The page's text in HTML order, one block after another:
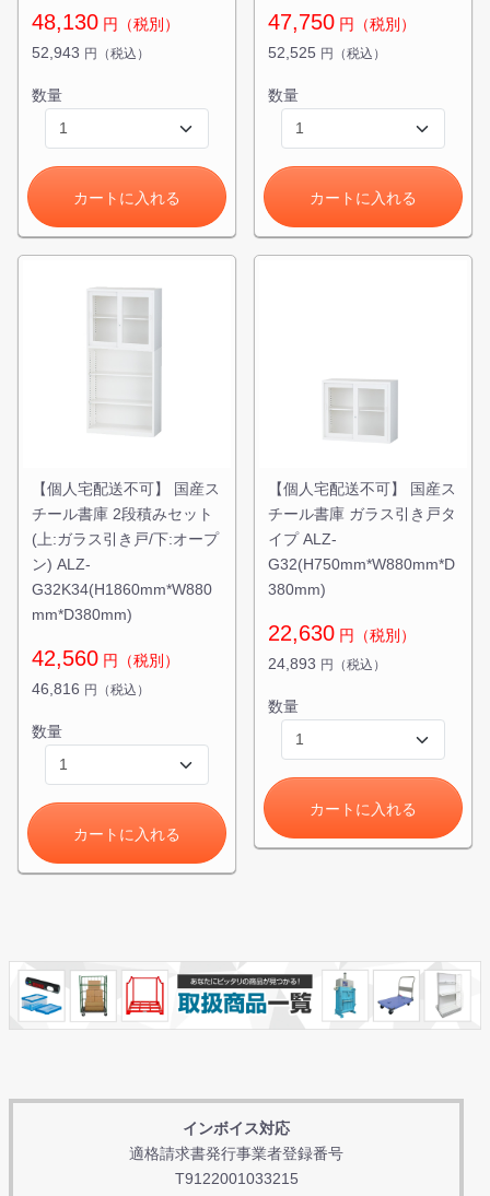
インボイス対応
適格請求書発行事業者登録番号
T9122001033215
48,130 円（税別）
52,943 円（税込）
数量
カートに入れる
47,750 円（税別）
52,525 円（税込）
数量
カートに入れる
【個人宅配送不可】 国産ス
チール書庫 2段積みセット
(上:ガラス引き戸/下:オープ
ン) ALZ-
G32K34(H1860mm*W880
mm*D380mm)
42,560 円（税別）
46,816 円（税込）
数量
カートに入れる
【個人宅配送不可】 国産ス
チール書庫 ガラス引き戸タ
イプ ALZ-
G32(H750mm*W880mm*D
380mm)
22,630 円（税別）
24,893 円（税込）
数量
カートに入れる